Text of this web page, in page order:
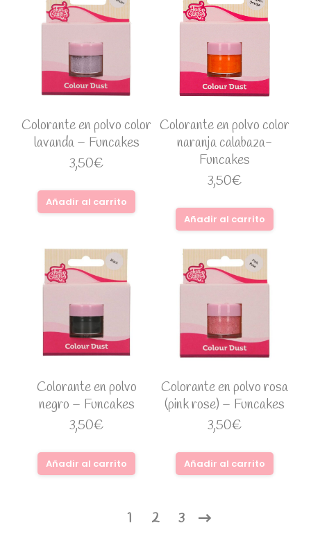
Colorante en polvo color
lavanda – Funcakes
3,50€
Añadir al carrito
Colorante en polvo color
naranja calabaza-
Funcakes
3,50€
Añadir al carrito
Colorante en polvo
negro – Funcakes
3,50€
Añadir al carrito
Colorante en polvo rosa
(pink rose) – Funcakes
3,50€
Añadir al carrito
1 2 3